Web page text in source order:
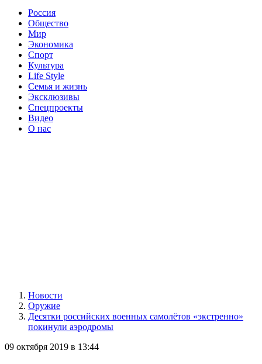
Россия
Общество
Мир
Экономика
Спорт
Культура
Life Style
Семья и жизнь
Эксклюзивы
Спецпроекты
Видео
О нас
Новости
Оружие
Десятки российских военных самолётов «экстренно»
покинули аэродромы
09 октября 2019 в 13:44